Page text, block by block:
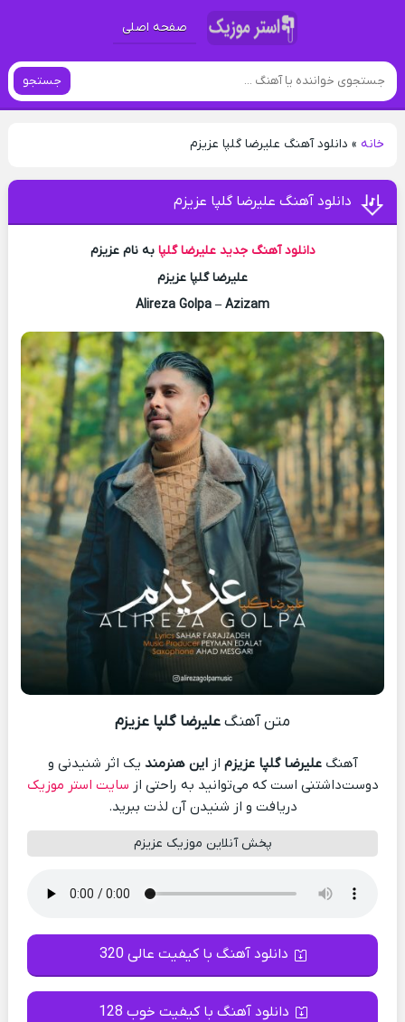
صفحه اصلی
جستجو
خانه» دانلود آهنگ علیرضا گلپا عزیزم
دانلود آهنگ علیرضا گلپا عزیزم
دانلود آهنگ جدید علیرضا گلپا به نام عزیزم
علیرضا گلپا عزیزم
Alireza Golpa – Azizam
متن آهنگعلیرضا گلپا عزیزم
آهنگعلیرضا گلپا عزیزم ازاین هنرمند یک اثر شنیدنی و
دوست‌داشتنی است که می‌توانید به راحتی از سایت استر موزیک
دریافت و از شنیدن آن لذت ببرید.
پخش آنلاین موزیک عزیزم
دانلود آهنگ با کیفیت عالی 320
دانلود آهنگ با کیفیت خوب 128